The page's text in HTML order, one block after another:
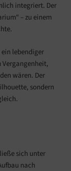
integriert. Der
– zu einem
lebendiger
wären. Der
sondern
sich unter
nach